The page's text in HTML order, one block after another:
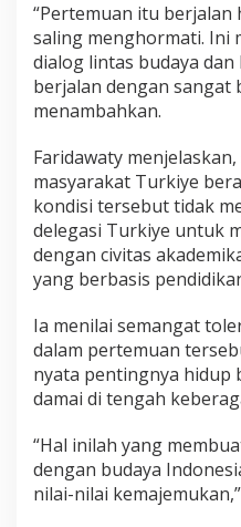
“Pertemuan itu berjalan
saling menghormati. Ini
dialog lintas budaya
berjalan dengan sangat
menambahkan.
Faridawaty
masyarakat Turkiye
kondisi tersebut tidak
delegasi Turkiye untuk
dengan civitas
yang berbasis
Ia menilai semangat
dalam pertemuan
nyata pentingnya hidup
damai di tengah
“Hal inilah yang
dengan budaya
nilai-nilai kemajemukan,”